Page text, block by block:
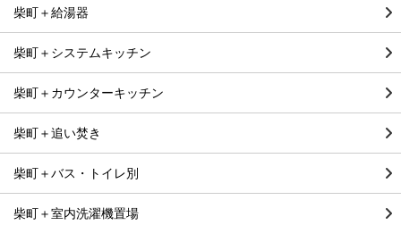
柴町＋給湯器
柴町＋システムキッチン
柴町＋カウンターキッチン
柴町＋追い焚き
柴町＋バス・トイレ別
柴町＋室内洗濯機置場